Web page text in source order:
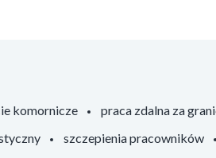
komornicze praca zdalna za
szczepienia pracowników